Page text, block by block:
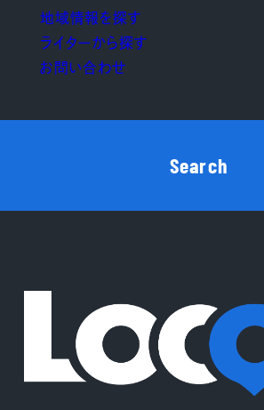
地域情報を探す
ライターから探す
お問い合わせ
Search